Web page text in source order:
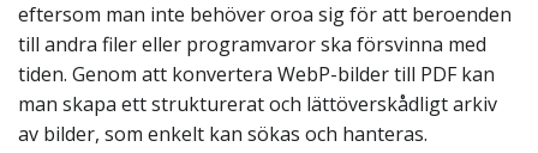
eftersom man inte behöver oroa sig för att beroenden
till andra filer eller programvaror ska försvinna med
tiden. Genom att konvertera WebP-bilder till PDF kan
man skapa ett strukturerat och lättöverskådligt arkiv
av bilder, som enkelt kan sökas och hanteras.